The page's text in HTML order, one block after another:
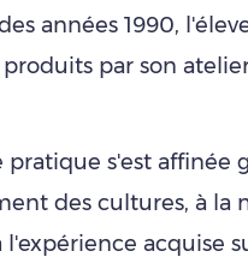
années 1990,
par son
s'est affinée
des cultures, à la
acquise